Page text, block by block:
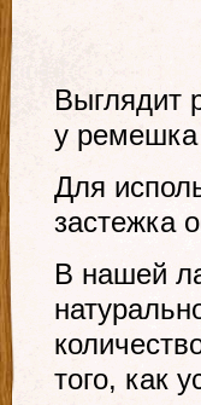
Выглядит
у
Для
застежка
В нашей
того, как